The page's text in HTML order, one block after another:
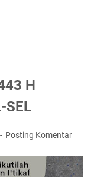
H
SEL
Posting Komentar